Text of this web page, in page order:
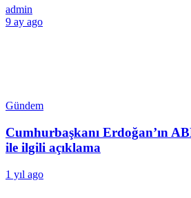
admin
9 ay ago
Gündem
Cumhurbaşkanı Erdoğan’ın
ile ilgili açıklama
1 yıl ago